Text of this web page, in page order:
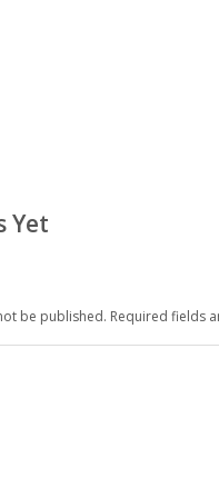
Yet
be published. Required fields